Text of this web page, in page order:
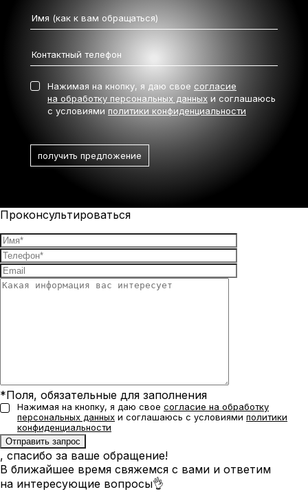
Нажимая на кнопку, я даю свое согласие
на обработку персональных данных и соглашаюсь
с условиями политики конфиденциальности
Проконсультироваться
*Поля, обязательные для заполнения
Нажимая на кнопку, я даю свое согласие на обработку
персональных данных и соглашаюсь с условиями политики
конфиденциальности
, спасибо за ваше обращение!
В ближайшее время свяжемся с вами и ответим
на интересующие вопросы👌